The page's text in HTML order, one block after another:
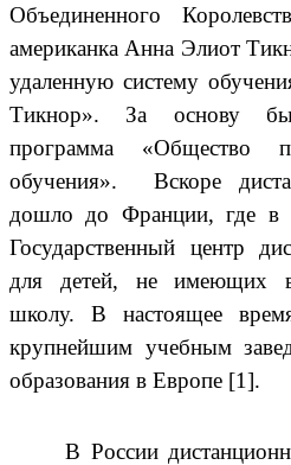
Объединенного
американка Анна Элиот
удаленную систему
Тикнор». За основу
программа «Общество
обучения». Вскоре
дошло до Франции, где
Государственный центр
для детей, не имеющих
школу. В настоящее
крупнейшим учебным
образования в Европе [1].
В России